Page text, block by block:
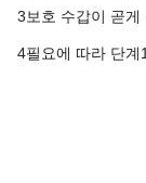
3보호 수갑이 곧게
4필요에 따라 단계